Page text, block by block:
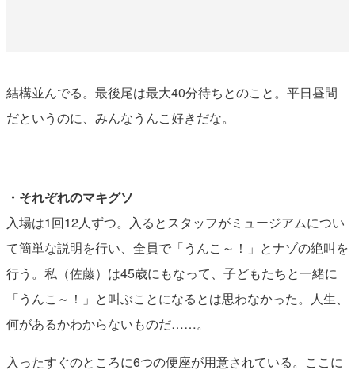
結構並んでる。最後尾は最大40分待ちとのこと。平日昼間
だというのに、みんなうんこ好きだな。
・それぞれのマキグソ
入場は1回12人ずつ。入るとスタッフがミュージアムについ
て簡単な説明を行い、全員で「うんこ～！」とナゾの絶叫を
行う。私（佐藤）は45歳にもなって、子どもたちと一緒に
「うんこ～！」と叫ぶことになるとは思わなかった。人生、
何があるかわからないものだ……。
入ったすぐのところに6つの便座が用意されている。ここに